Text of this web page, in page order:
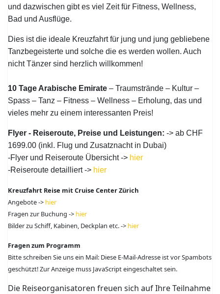
und dazwischen gibt es viel Zeit für Fitness, Wellness,
Bad und Ausflüge.
Dies ist die ideale Kreuzfahrt für jung und jung gebliebene
Tanzbegeisterte und solche die es werden wollen. Auch
nicht Tänzer sind herzlich willkommen!
10 Tage Arabische Emirate – Traumstrände – Kultur –
Spass – Tanz – Fitness – Wellness – Erholung, das und
vieles mehr zu einem interessanten Preis!
Flyer - Reiseroute, Preise und Leistungen:-> ab CHF
1699.00 (inkl. Flug und Zusatznacht in Dubai)
-Flyer und Reiseroute Übersicht -> hier
-Reiseroute detailliert -> hier
Kreuzfahrt Reise mit Cruise Center Zürich
Angebote -> hier
Fragen zur Buchung -> hier
Bilder zu Schiff, Kabinen, Deckplan etc. -> hier
Fragen zum Programm
Bitte schreiben Sie uns ein Mail: Diese E-Mail-Adresse ist vor Spambots
geschützt! Zur Anzeige muss JavaScript eingeschaltet sein.
Die Reiseorganisatoren freuen sich auf Ihre Teilnahme